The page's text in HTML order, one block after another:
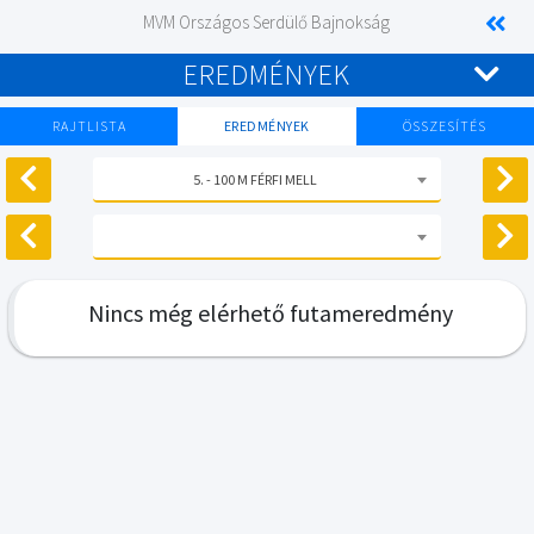
MVM Országos Serdülő Bajnokság
EREDMÉNYEK
RAJTLISTA EREDMÉNYEK ÖSSZESÍTÉS
5. - 100 M FÉRFI MELL
Nincs még elérhető futameredmény